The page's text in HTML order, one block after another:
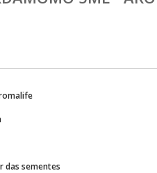
das sementes